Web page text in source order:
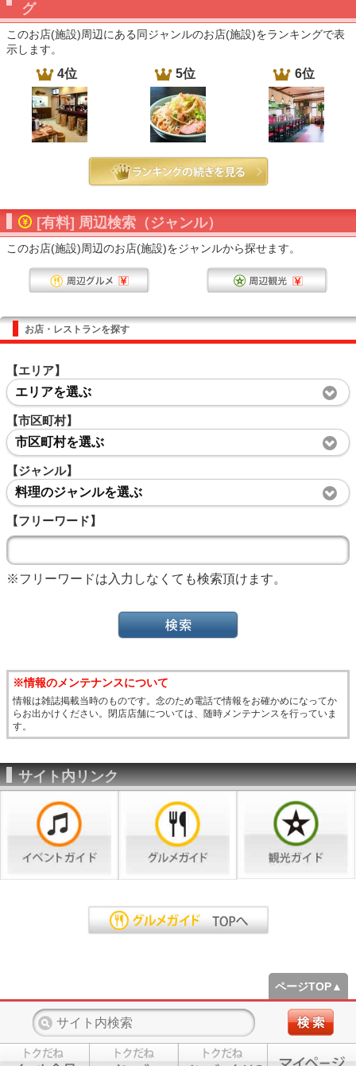
グ
このお店(施設)周辺にある同ジャンルのお店(施設)をランキングで表
示します。
4位 5位 6位
[有料] 周辺検索（ジャンル）
このお店(施設)周辺のお店(施設)をジャンルから探せます。
お店・レストランを探す
【エリア】
エリアを選ぶ
【市区町村】
市区町村を選ぶ
【ジャンル】
料理のジャンルを選ぶ
【フリーワード】
※フリーワードは入力しなくても検索頂けます。
※情報のメンテナンスについて
情報は雑誌掲載当時のものです。念のため電話で情報をお確かめになってか
らお出かけください。閉店店舗については、随時メンテナンスを行っていま
す。
サイト内リンク
ページTOP▲